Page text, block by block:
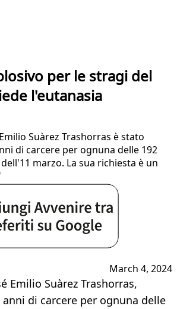
per le stragi del
l'eutanasia
Suàrez Trashorras è stato
di carcere per ognuna delle 192
marzo. La sua richiesta è un
March 4, 2024
Emilio Suàrez Trashorras,
di carcere per ognuna delle